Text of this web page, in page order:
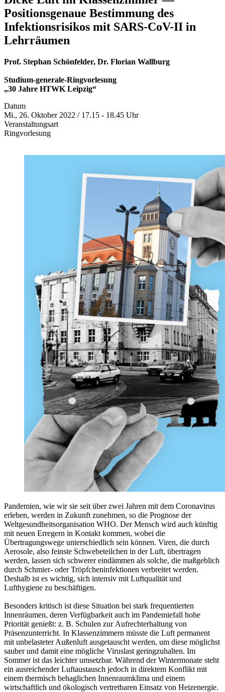
Positionsgenaue Bestimmung des
Infektionsrisikos mit SARS-CoV-II in
Lehrräumen
Prof. Stephan Schönfelder, Dr. Florian Wallburg
Studium-generale-Ringvorlesung
„30 Jahre HTWK Leipzig“
Datum
Mi., 26. Oktober 2022 / 17.15 - 18.45 Uhr
Veranstaltungsart
Ringvorlesung
Pandemien, wie wir sie seit über zwei Jahren mit dem Coronavirus
erleben, werden in Zukunft zunehmen, so die Prognose der
Weltgesundheitsorganisation WHO. Der Mensch wird auch künftig
mit neuen Erregern in Kontakt kommen, wobei die
Übertragungswege unterschiedlich sein können. Viren, die durch
Aerosole, also feinste Schwebeteilchen in der Luft, übertragen
werden, lassen sich schwerer eindämmen als solche, die maßgeblich
durch Schmier- oder Tröpfcheninfektionen verbreitet werden.
Deshalb ist es wichtig, sich intensiv mit Luftqualität und
Lufthygiene zu beschäftigen.
Besonders kritisch ist diese Situation bei stark frequentierten
Innenräumen, deren Verfügbarkeit auch im Pandemiefall hohe
Priorität genießt: z. B. Schulen zur Aufrechterhaltung von
Präsenzunterricht. In Klassenzimmern müsste die Luft permanent
mit unbelasteter Außenluft ausgetauscht werden, um diese möglichst
sauber und damit eine mögliche Viruslast geringzuhalten. Im
Sommer ist das leichter umsetzbar. Während der Wintermonate steht
ein ausreichender Luftaustausch jedoch in direktem Konflikt mit
einem thermisch behaglichen Innenraumklima und einem
wirtschaftlich und ökologisch vertretbaren Einsatz von Heizenergie.